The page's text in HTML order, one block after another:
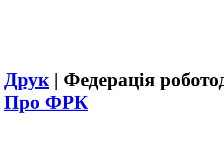
Друк| Федерація
Про ФРК